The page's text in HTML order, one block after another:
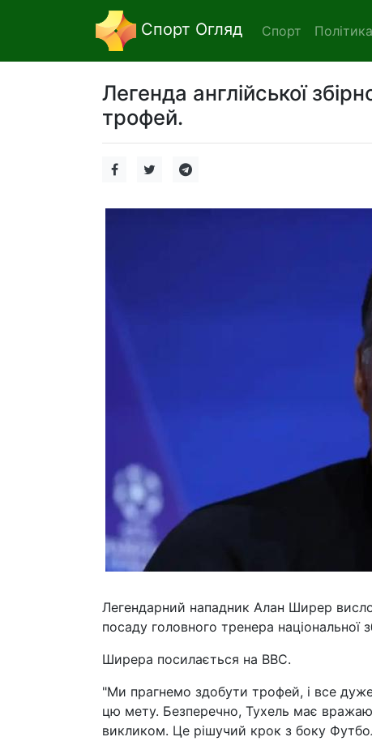
Спорт Огляд Спорт Політика
Легенда англійської
трофей.
Легендарний нападник Алан Ширер
посаду головного тренера національної
Ширера посилається на BBC.
"Ми прагнемо здобути трофей, і все
цю мету. Безперечно, Тухель має
викликом. Це рішучий крок з боку